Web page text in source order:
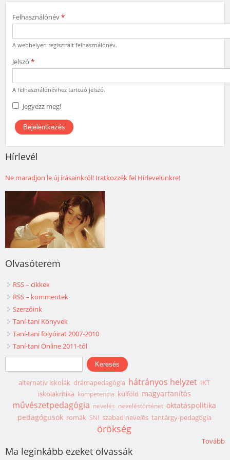
Felhasználónév*
A webhelyen regisztrált felhasználónév.
Jelszó *
A felhasználónévhez tartozó jelszó.
Jegyezz meg!
Hírlevél
Ne maradjon le új írásainkról! Iratkozzék fel Hírlevelünkre!
Olvasóterem
RSS – cikkek
RSS – kommentek
Szerzőink
Taní-tani Könyvek
Taní-tani folyóirat 2007-2010
Taní-tani Online 2011-től
Keresés űrlap
Keresés
alternatív iskolák drámapedagógia hátrányos helyzet IKT
iskolakritika kompetencia külföld magyartanítás
művészetpedagógia nevelés neveléstörténet oktatáspolitika
pedagógusok romák SNI szabad nevelés tantárgy-pedagógia
örökség
Tovább
Ma leginkább ezeket olvassák